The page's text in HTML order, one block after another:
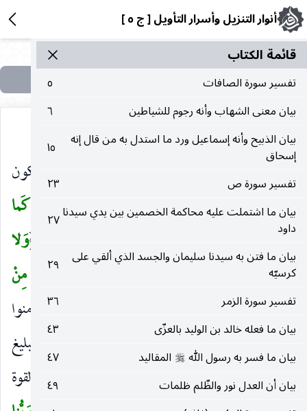
أنوار التنزيل وأسرار التأويل [ ج ٥ ]
قائمة الکتاب
تفسير سورة الصافات
٥
بيان معنى الشهاب وأنه رجوم للشياطين
٦
بيان الذبيح وأنه إسماعيل ورد ما استدل به من قال إنه
إسحاق
١٥
تفسير سورة ص
٢٣
بيان ما اشتملت عليه محاكمة الخصمين بين يدي سيدنا
داود
٢٧
بيان ما فتن به سيدنا سليمان والجسد الذي ألقي على
كرسيّه
٢٩
تفسير سورة الزمر
٣٦
بيان ما فعله خالد بن الوليد بالعزّى
٤٣
بيان ما فسر به رسول الله صلى‌الله‌عليه‌وسلم المقاليد
٤٧
بيان أن العدل نور والظّلم ظلمات
٤٩
الحنيفية أو الإتباع لما أوتيت ، وعلى هذا يجوز أن تكون
اللام في موضع إلى لإفادة الصلة والتعليل. (وَاسْتَقِمْ كَما
أُمِرْتَ
واستقم على الدعوة كما أمرك الله تعالى. (وَلا
تَتَّبِعْ أَهْواءَهُمْ
وَقُلْ آمَنْتُ بِما أَنْزَلَ اللهُ مِنْ
كِتابٍ)يعني جميع الكتب المنزلة لا كالكفار الذين آمنوا
ببعض وكفروا ببعض. وَأُمِرْتُ لِأَعْدِلَ بَيْنَكُمُ
في تبليغ
الشرائع والحكومات ، والأول إشارة إلى كمال القوة